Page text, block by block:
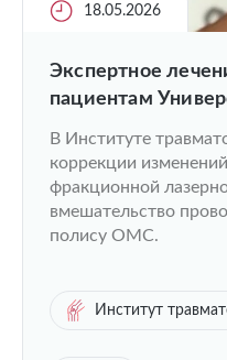
18.05.2026
Экспертное
пациентам
В Институте
коррекции
фракционной
вмешательство
полису ОМС.
Институт